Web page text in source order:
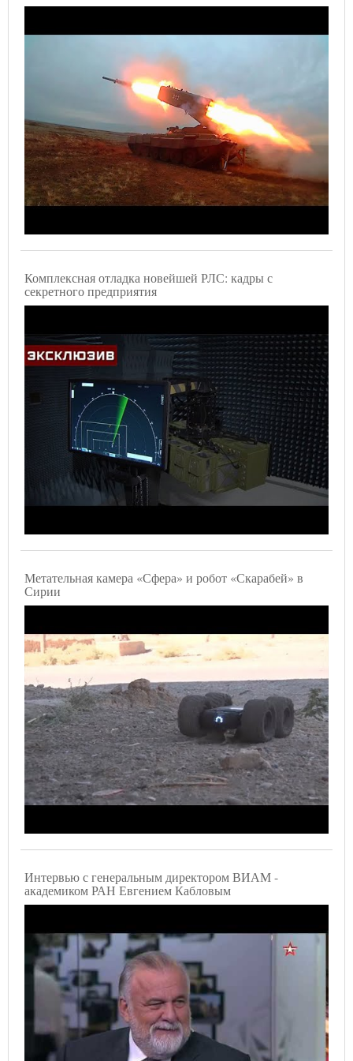
Комплексная отладка новейшей РЛС: кадры с
секретного предприятия
Метательная камера «Сфера» и робот «Скарабей» в
Сирии
Интервью с генеральным директором ВИАМ -
академиком РАН Евгением Кабловым